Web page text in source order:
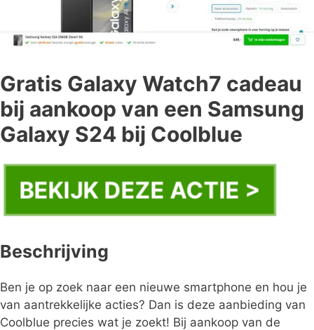
Gratis Galaxy Watch7 cadeau
bij aankoop van een Samsung
Galaxy S24 bij Coolblue
BEKIJK DEZE ACTIE >
Beschrijving
Ben je op zoek naar een nieuwe smartphone en hou je
van aantrekkelijke acties? Dan is deze aanbieding van
Coolblue precies wat je zoekt! Bij aankoop van de